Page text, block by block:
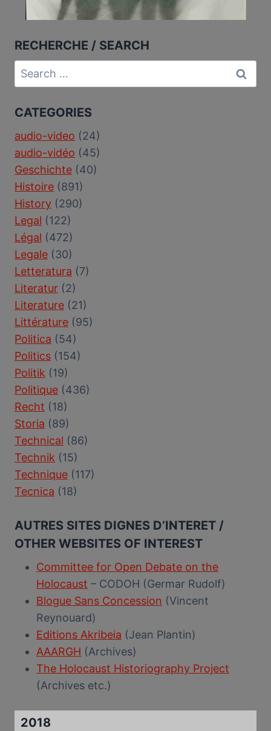
RECHERCHE / SEARCH
Search
for:
CATEGORIES
audio-video (24)
audio-vidéo (45)
Geschichte (40)
Histoire (891)
History (290)
Legal (122)
Légal (472)
Legale (30)
Letteratura (7)
Literatur (2)
Literature (21)
Littérature (95)
Politica (54)
Politics (154)
Politik (19)
Politique (436)
Recht (18)
Storia (89)
Technical (86)
Technik (15)
Technique (117)
Tecnica (18)
AUTRES SITES DIGNES D’INTERET /
OTHER WEBSITES OF INTEREST
Committee for Open Debate on the
Holocaust – CODOH (Germar Rudolf)
Blogue Sans Concession (Vincent
Reynouard)
Editions Akribeia (Jean Plantin)
AAARGH (Archives)
The Holocaust Historiography Project
(Archives etc.)
2018